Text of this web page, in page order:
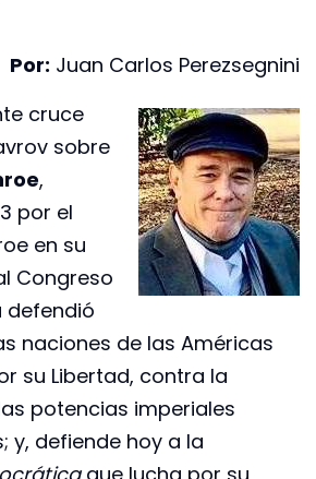
Por: Juan Carlos Perezsegnini
cruce
sobre
,
por el
en su
Congreso
defendió
naciones de las Américas
su Libertad, contra la
potencias imperiales
y, defiende hoy a la